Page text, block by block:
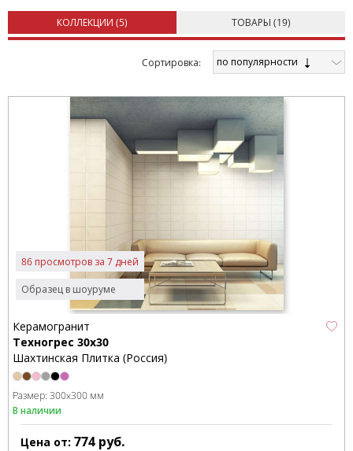
КОЛЛЕКЦИИ (5) ТОВАРЫ (19)
Cортировка: по популярности
Образец в шоуруме
86 просмотров за 7 дней
Керамогранит
Техногрес 30x30
Шахтинская Плитка (Россия)
Размер: 300x300 мм
В наличии
Цена от: 774 руб.